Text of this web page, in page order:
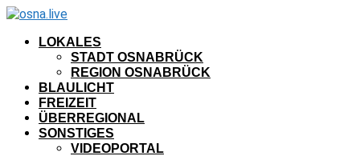
LOKALES
STADT OSNABRÜCK
REGION OSNABRÜCK
BLAULICHT
FREIZEIT
ÜBERREGIONAL
SONSTIGES
VIDEOPORTAL